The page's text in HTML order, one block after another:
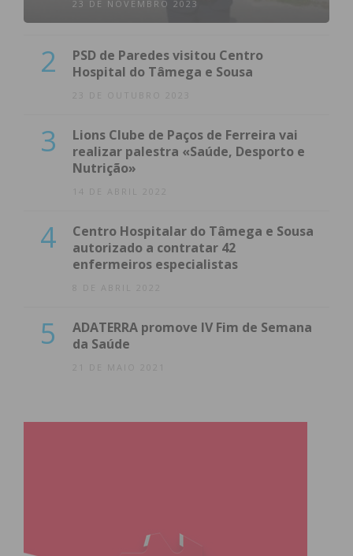
23 DE NOVEMBRO 2023
2
PSD de Paredes visitou Centro
Hospital do Tâmega e Sousa
23 DE OUTUBRO 2023
3
Lions Clube de Paços de Ferreira vai
realizar palestra «Saúde, Desporto e
Nutrição»
14 DE ABRIL 2022
4
Centro Hospitalar do Tâmega e Sousa
autorizado a contratar 42
enfermeiros especialistas
8 DE ABRIL 2022
5
ADATERRA promove IV Fim de Semana
da Saúde
21 DE MAIO 2021